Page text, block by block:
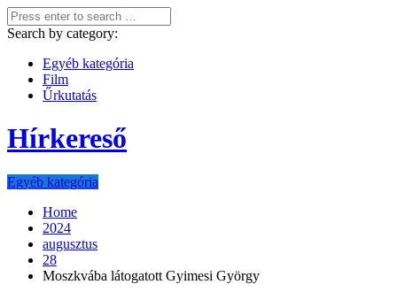
Search by category:
Egyéb kategória
Film
Űrkutatás
Hírkereső
Egyéb kategória
Home
2024
augusztus
28
Moszkvába látogatott Gyimesi György